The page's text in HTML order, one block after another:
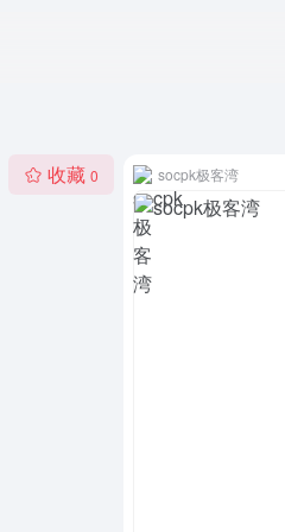
收藏 0 socpk极客湾